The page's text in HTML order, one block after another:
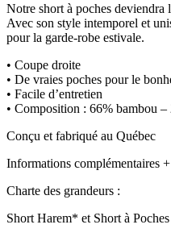
Notre short à poches deviendra
Avec son style intemporel et
pour la garde-robe estivale.
• Coupe droite
• De vraies poches pour le
• Facile d’entretien
• Composition : 66% bambou
Conçu et fabriqué au Québec
Informations complémentaires +
Charte des grandeurs :
Short Harem* et Short à